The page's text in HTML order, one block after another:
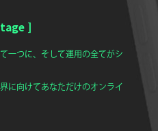
]
一つに、そして運用の全てがシ
向けてあなただけのオンライ